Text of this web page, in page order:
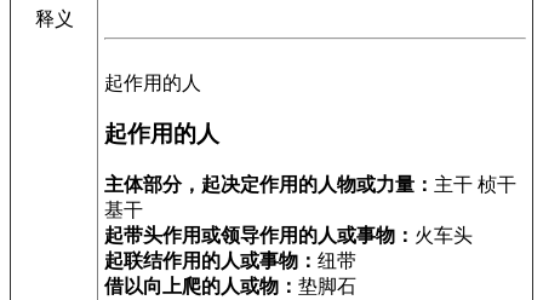
释义
起作用的人
起作用的人
主体部分，起决定作用的人物或力量： 主干 桢干
基干
起带头作用或领导作用的人或事物： 火车头
起联结作用的人或事物： 纽带
借以向上爬的人或物： 垫脚石